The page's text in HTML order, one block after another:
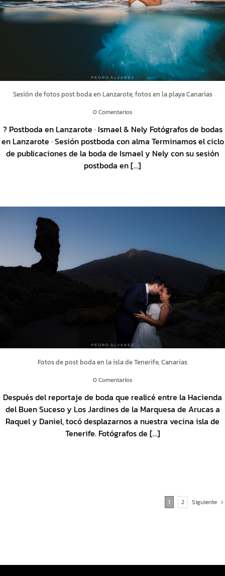
Sesión de fotos post boda en Lanzarote, fotos en la playa Canarias
0 Comentarios
? Postboda en Lanzarote · Ismael & Nely Fotógrafos de bodas
en Lanzarote · Sesión postboda con alma Terminamos el ciclo
de publicaciones de la boda de Ismael y Nely con su sesión
postboda en [...]
Fotos de post boda en la isla de Tenerife, Canarias
0 Comentarios
Después del reportaje de boda que realicé entre la Hacienda
del Buen Suceso y Los Jardines de la Marquesa de Arucas a
Raquel y Daniel, tocó desplazarnos a nuestra vecina isla de
Tenerife. Fotógrafos de [...]
1 2 Siguiente